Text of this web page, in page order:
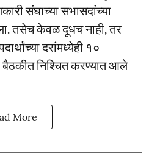
संघाच्या सभासदांच्या
तसेच केवळ दूधच नाही, तर
दरांमध्येही १०
बैठकीत निश्चित करण्यात आले
More